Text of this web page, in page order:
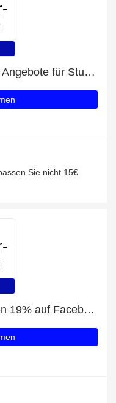
Erhalten Sie 19% Rabatt auf Angebote für Studenten
Sie nicht 15€
Erhalten Sie einen Rabatt von 19% auf Facebook-Likes